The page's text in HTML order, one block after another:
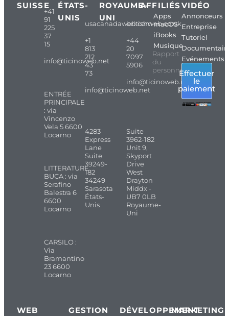
SUISSE
+41
91
225
37
15
info@ticinoweb.net
ENTRÉE
PRINCIPALE
: via
Vincenzo
Vela 5 6600
Locarno
LITTERATURE
BUCA : via
Serafino
Balestra 6
6600
Locarno
CARSILO :
Via
Bramantino
23 6600
Locarno
ÉTATS-
UNIS
usacanadaweb.com
+1
813
212
43
73
info@ticinoweb.net
4283
Express
Lane
Suite
39249-
182
34249
Sarasota
États-
Unis
ROYAUME-
UNI
britishweb.co.uk
+44
20
7097
5906
info@ticinoweb.net
Suite
3962-182
Unit 9,
Skyport
Drive
West
Drayton
Middx -
UB7 0LB
Royaume-
Uni
AFFILIÉS
Apps
macOS
iBooks
Musique
Rapport
du
personnel
VIDÉO
Annonceurs
Entreprise
Tutoriel
Evénements
Effectuer
le
paiement
WEB GESTION
DÉVELOPPEMENT
MARKETING